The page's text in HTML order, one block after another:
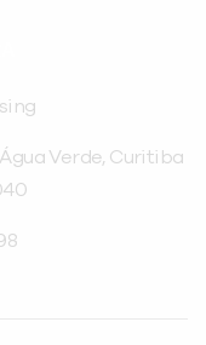
Verde, Curitiba